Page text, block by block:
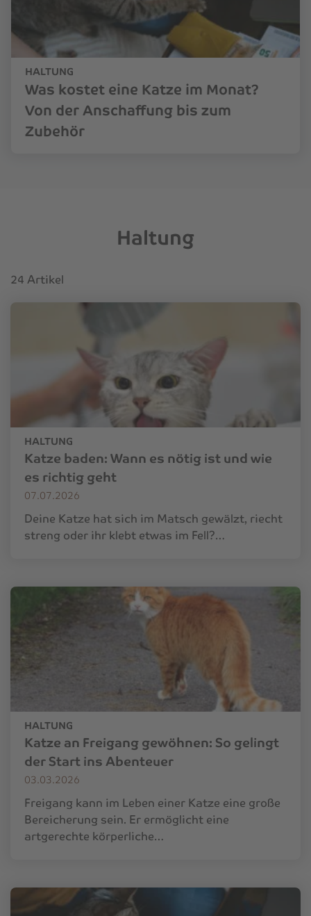
HALTUNG
Was kostet eine Katze im Monat?
Von der Anschaffung bis zum
Zubehör
Haltung
24 Artikel
HALTUNG
Katze baden: Wann es nötig ist und wie
es richtig geht
07.07.2026
Deine Katze hat sich im Matsch gewälzt, riecht
streng oder ihr klebt etwas im Fell?…
HALTUNG
Katze an Freigang gewöhnen: So gelingt
der Start ins Abenteuer
03.03.2026
Freigang kann im Leben einer Katze eine große
Bereicherung sein. Er ermöglicht eine
artgerechte körperliche…